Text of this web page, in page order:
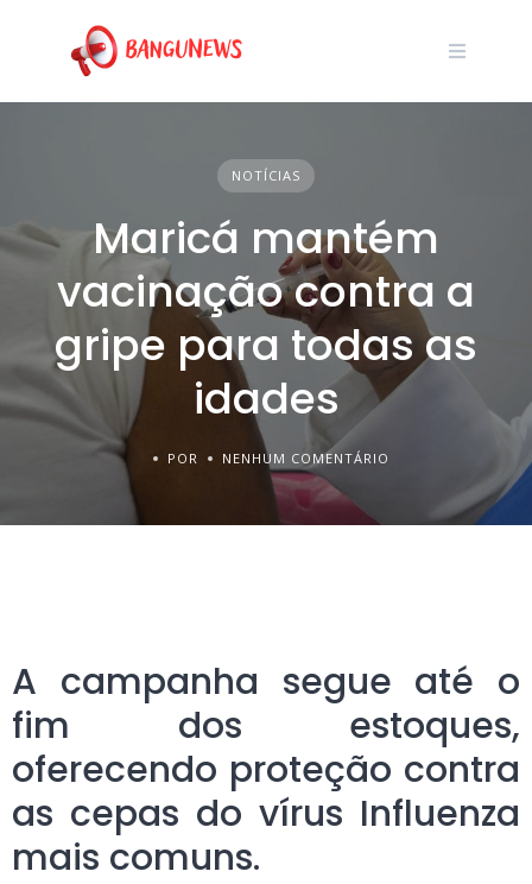
NOTÍCIAS
Maricá mantém
vacinação contra a
gripe para todas as
idades
POR NENHUM COMENTÁRIO
A campanha segue até o
fim dos estoques,
oferecendo proteção contra
as cepas do vírus Influenza
mais comuns.